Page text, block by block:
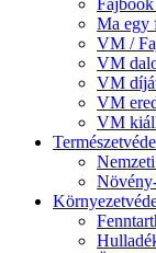
Fajbook
Ma egy
VM /
VM
VM
VM
VM